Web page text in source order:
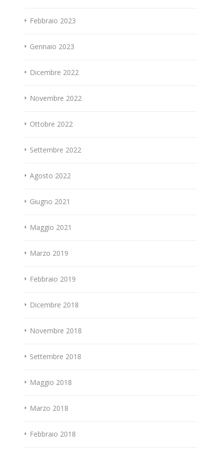
Febbraio 2023
Gennaio 2023
Dicembre 2022
Novembre 2022
Ottobre 2022
Settembre 2022
Agosto 2022
Giugno 2021
Maggio 2021
Marzo 2019
Febbraio 2019
Dicembre 2018
Novembre 2018
Settembre 2018
Maggio 2018
Marzo 2018
Febbraio 2018